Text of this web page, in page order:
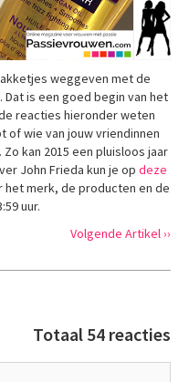
weggeven met de
is een goed begin van het
reacties hieronder weten
of wie van jouw vriendinnen
kan 2015 een pluisloos jaar
John Frieda kun je op deze
het merk, de producten en de
uur.
Volgende Artikel ››
Totaal 54 reacties